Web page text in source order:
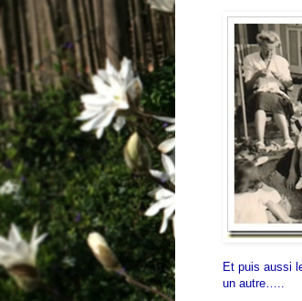
Et puis aussi
un autre…..